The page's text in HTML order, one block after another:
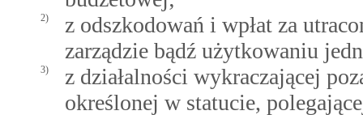
2)
z odszkodowań i wpłat za
zarządzie bądź użytkowaniu
3)
z działalności wykraczającej
określonej w statucie,